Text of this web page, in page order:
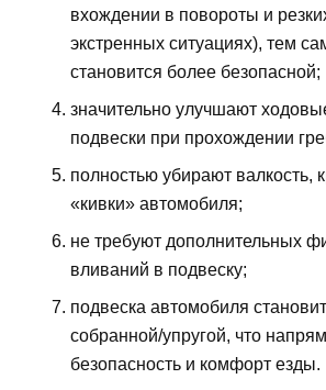
вхождении в повороты и
экстренных ситуациях), тем
становится более безопасной;
значительно улучшают
подвески при прохождении
полностью убирают валкость,
«кивки» автомобиля;
не требуют дополнительных
вливаний в подвеску;
подвеска автомобиля
собранной/упругой, что
безопасность и комфорт езды.